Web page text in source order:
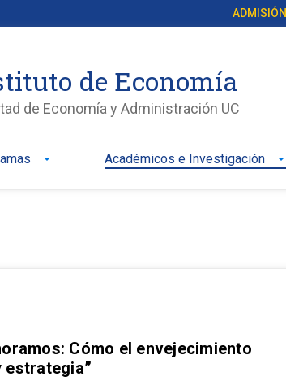
ADMISIÓN
de Economía
de Economía y Administración UC
arrow_drop_down Académicos e Investigación arrow_drop_down
Cómo el envejecimiento
estrategia”